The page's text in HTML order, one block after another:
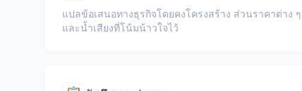
แปลข้อเสนอทางธุรกิจโดยคงโครงสร้าง ส่วนราคาต่าง ๆ
และน้ำเสียงที่โน้มน้าวใจไว้